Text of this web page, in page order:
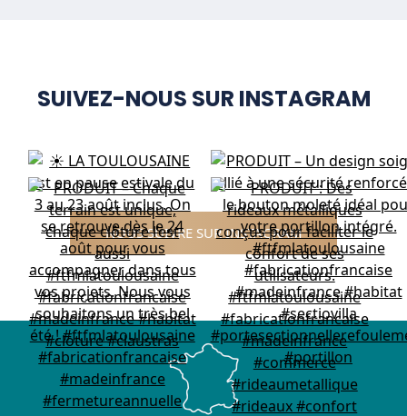
SUIVEZ-NOUS SUR INSTAGRAM
NOUS SUIVRE SUR INSTAGRAM